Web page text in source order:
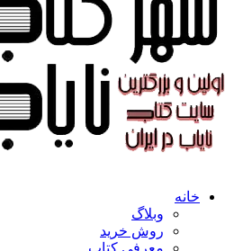
خانه
وبلاگ
روش خرید
معرفی کتاب